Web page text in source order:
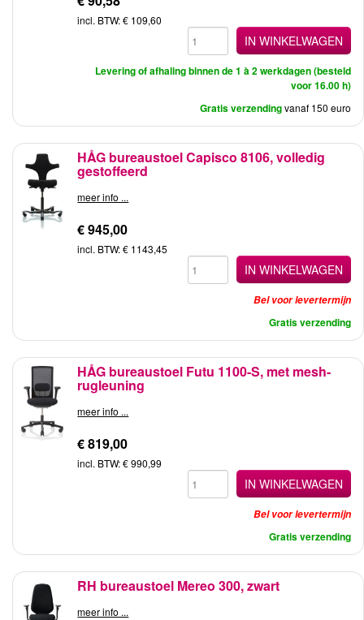
incl. BTW: € 109,60
IN WINKELWAGEN
Levering of afhaling binnen de 1 à 2 werkdagen (besteld
voor 16.00 h)
Gratis verzendingvanaf 150 euro
HÅG bureaustoel Capisco 8106, volledig
gestoffeerd
meer info ...
€ 945,00
incl. BTW: € 1143,45
IN WINKELWAGEN
Bel voor levertermijn
Gratis verzending
HÅG bureaustoel Futu 1100-S, met mesh-
rugleuning
meer info ...
€ 819,00
incl. BTW: € 990,99
IN WINKELWAGEN
Bel voor levertermijn
Gratis verzending
RH bureaustoel Mereo 300, zwart
meer info ...